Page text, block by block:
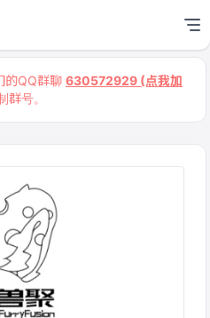
的QQ群聊 630572929 (点我加
群号。